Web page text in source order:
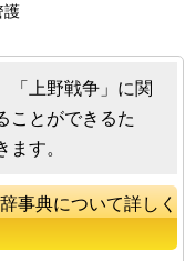
護
「上野戦争」に関
ことができるた
す。
事典について詳しく